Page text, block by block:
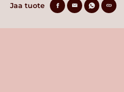
Jaa tuote